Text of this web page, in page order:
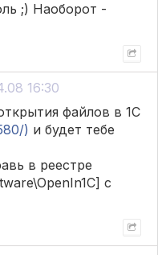
;) Наоборот -
16:30
файлов в 1С
) и будет тебе
в реестре
с